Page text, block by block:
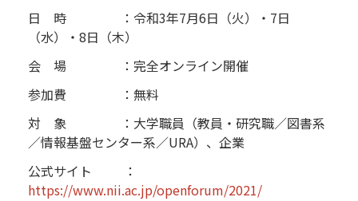
日 時 ：令和3年7月6日（火）・7日
（水）・8日（木）
会 場 ：完全オンライン開催
参加費 ：無料
対 象 ：大学職員（教員・研究職／図書系
／情報基盤センター系／URA）、企業
公式サイト ：
https://www.nii.ac.jp/openforum/2021/